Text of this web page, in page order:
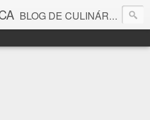
BLOG DE CULINÁRIA E GASTRONOMIA COM RECEITAS, DICAS, CURIOSIDADES GASTRONÔMICAS E MUITO MAIS.